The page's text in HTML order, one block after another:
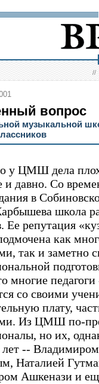
//
вопрос
музыкальной
у ЦМШ дела
и давно. Со
в
школа
Ее репутация
как
так и заметно
многие
со своими
плату,
Из ЦМШ по-
но их,
--
Наталией
Ашкенази и